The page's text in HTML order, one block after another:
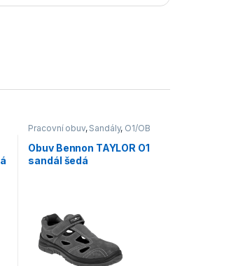
Pracovní obuv, Sandály, O1/OB
Obuv Bennon TAYLOR O1
sandál šedá